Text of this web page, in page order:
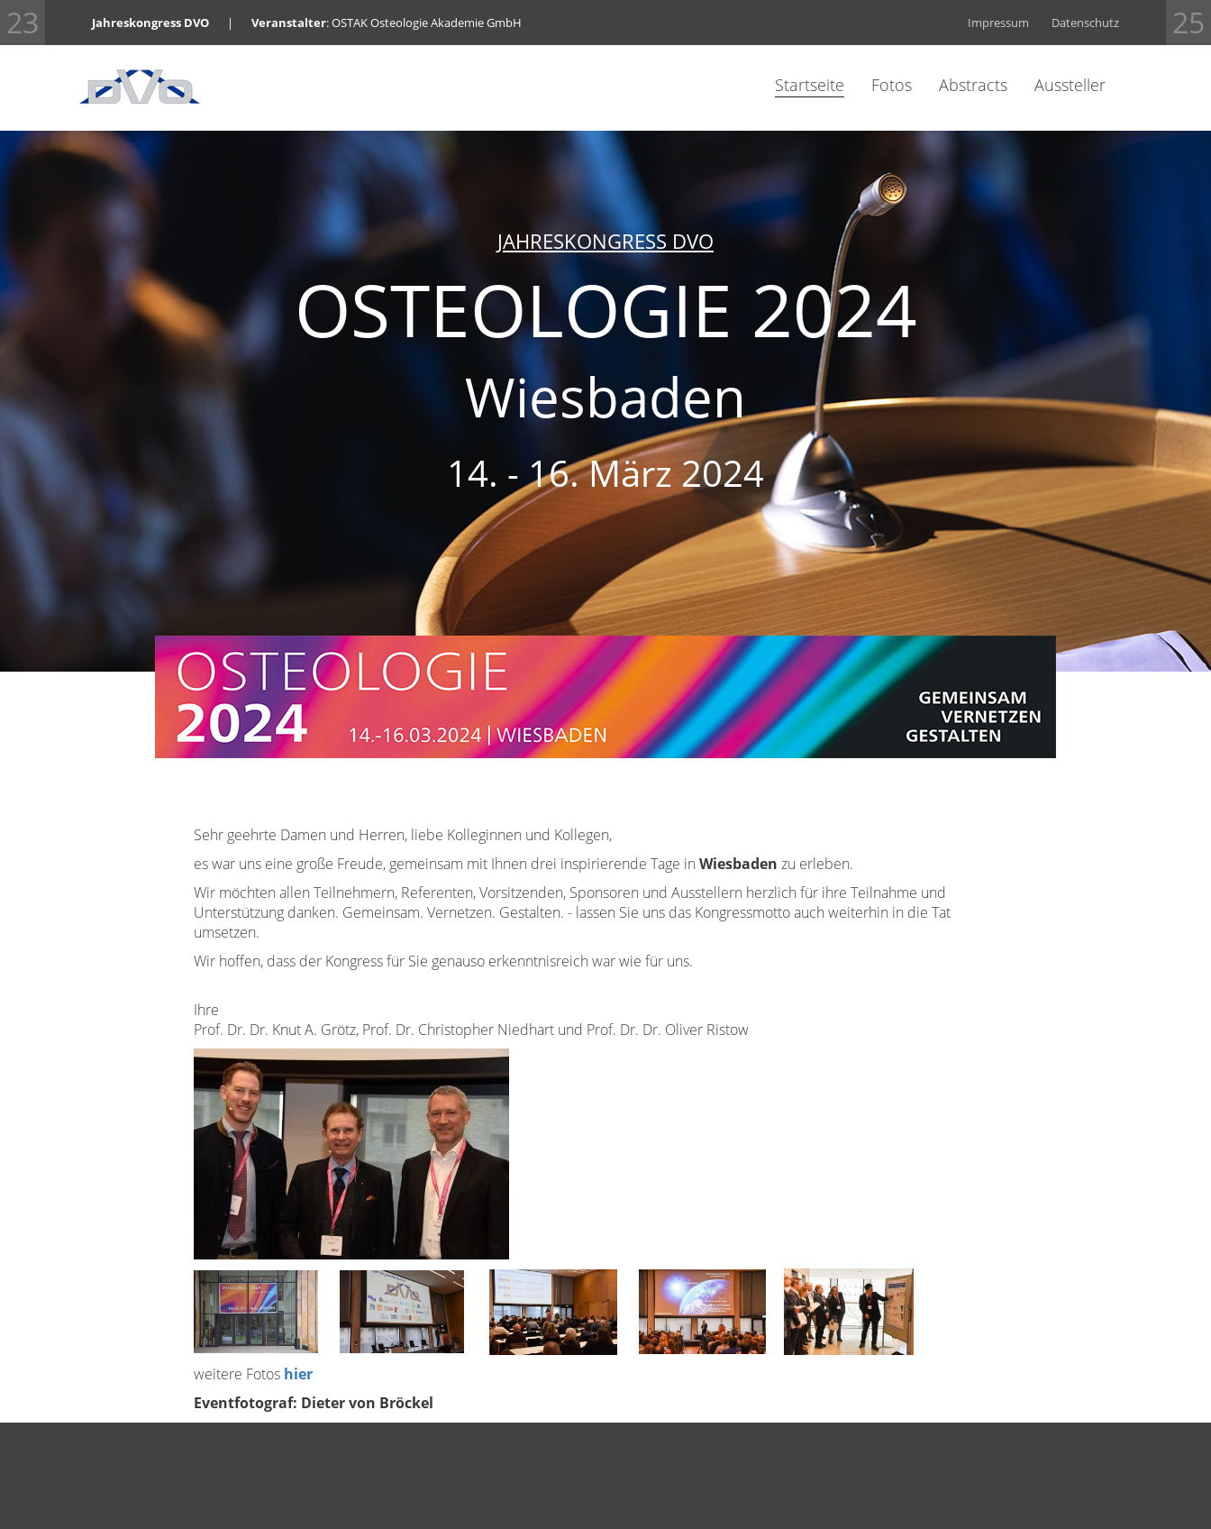
Jahreskongress DVO | Veranstalter: OSTAK Osteologie Akademie GmbH Impressum Datenschutz
Startseite Fotos Abstracts Aussteller
JAHRESKONGRESS DVO
OSTEOLOGIE 2024
Wiesbaden
14. - 16. März 2024
Sehr geehrte Damen und Herren, liebe Kolleginnen und Kollegen,
es war uns eine große Freude, gemeinsam mit Ihnen drei inspirierende Tage in Wiesbaden zu erleben.
Wir möchten allen Teilnehmern, Referenten, Vorsitzenden, Sponsoren und Ausstellern herzlich für ihre Teilnahme und
Unterstützung danken. Gemeinsam. Vernetzen. Gestalten. - lassen Sie uns das Kongressmotto auch weiterhin in die Tat
umsetzen.
Wir hoffen, dass der Kongress für Sie genauso erkenntnisreich war wie für uns.
Ihre
Prof. Dr. Dr. Knut A. Grötz, Prof. Dr. Christopher Niedhart und Prof. Dr. Dr. Oliver Ristow
weitere Fotos hier
Eventfotograf: Dieter von Bröckel
23 25